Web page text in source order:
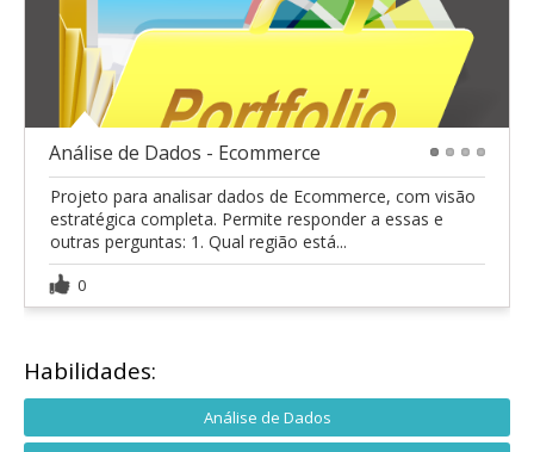
Análise de Dados - Ecommerce
Projeto para analisar dados de Ecommerce, com visão
estratégica completa. Permite responder a essas e
outras perguntas: 1. Qual região está...
0
Habilidades:
Análise de Dados